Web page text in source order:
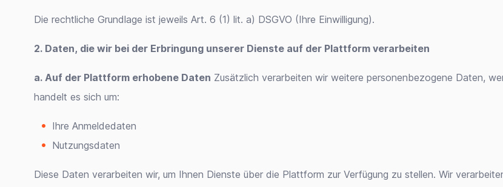
Die rechtliche Grundlage ist jeweils Art. 6 (1) lit. a) DSGVO (Ihre Einwilligung).
2. Daten, die wir bei der Erbringung unserer Dienste auf der Plattform verarbeiten
a. Auf der Plattform erhobene Daten Zusätzlich verarbeiten wir weitere personenbezogene Daten,
handelt es sich um:
Ihre Anmeldedaten
Nutzungsdaten
Diese Daten verarbeiten wir, um Ihnen Dienste über die Plattform zur Verfügung zu stellen. Wir